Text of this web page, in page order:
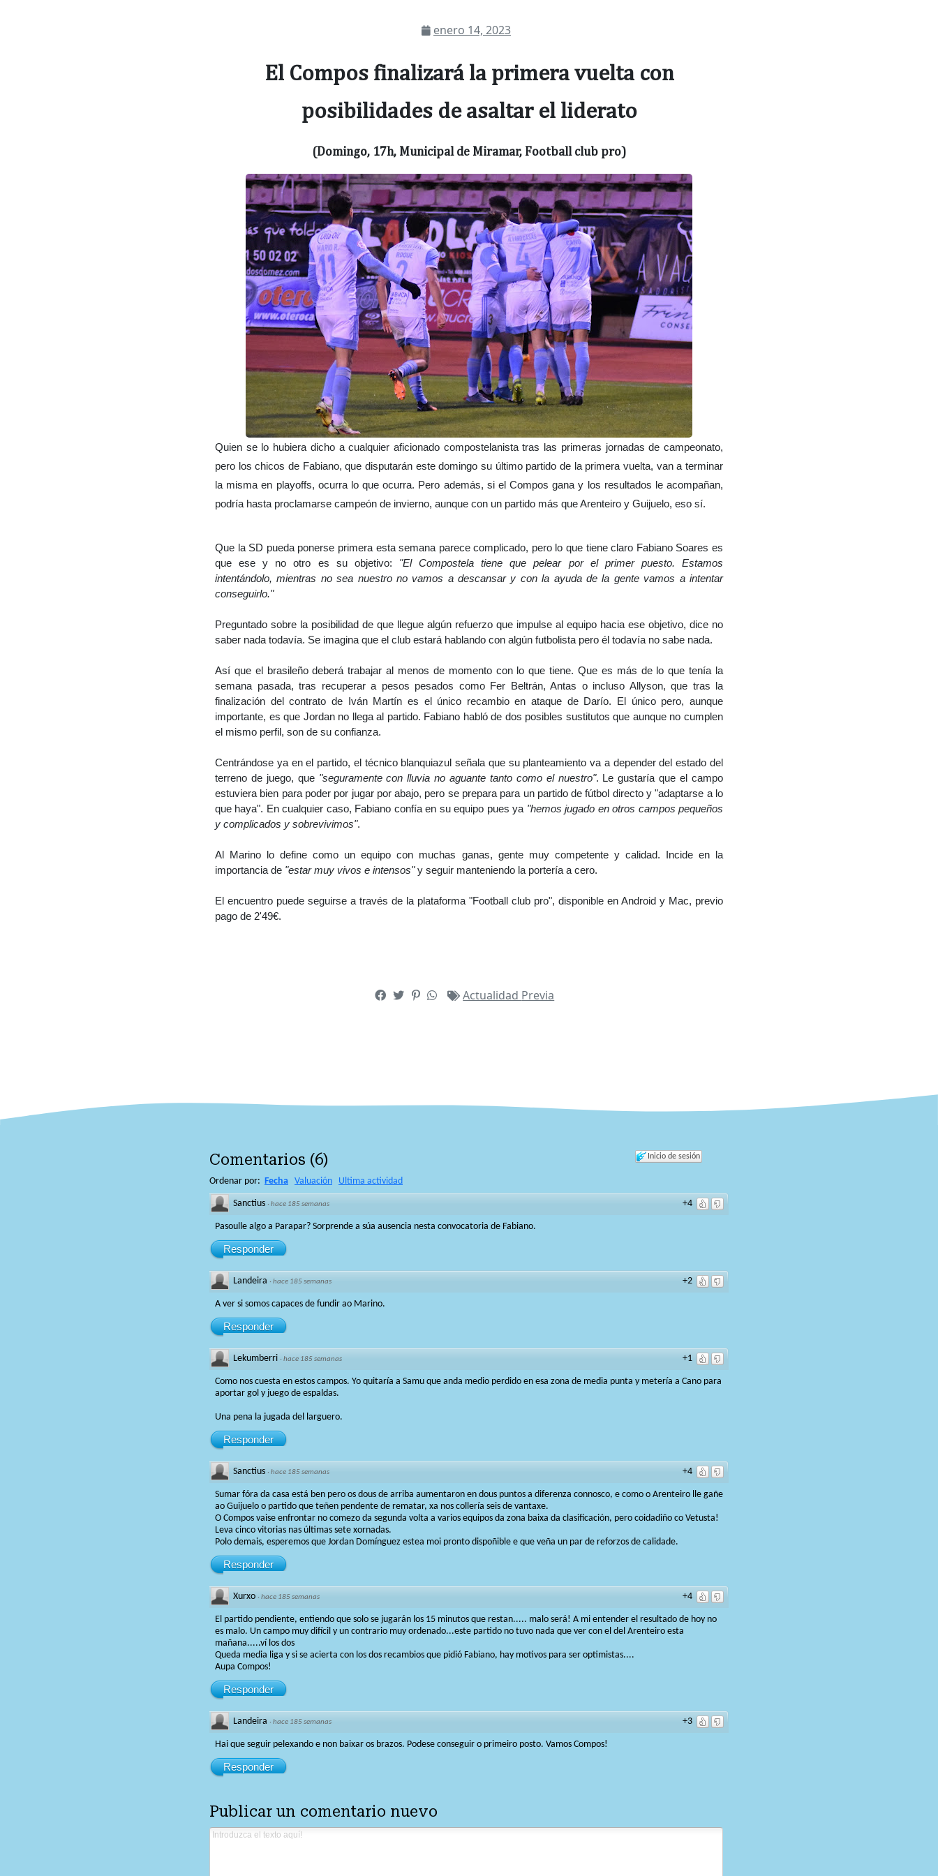
enero 14, 2023
El Compos finalizará la primera vuelta con
posibilidades de asaltar el liderato
(Domingo, 17h, Municipal de Miramar, Football club pro)
Quien se lo hubiera dicho a cualquier aficionado compostelanista tras las primeras jornadas de campeonato,
pero los chicos de Fabiano, que disputarán este domingo su último partido de la primera vuelta, van a terminar
la misma en playoffs, ocurra lo que ocurra. Pero además, si el Compos gana y los resultados le acompañan,
podría hasta proclamarse campeón de invierno, aunque con un partido más que Arenteiro y Guijuelo, eso sí.
Que la SD pueda ponerse primera esta semana parece complicado, pero lo que tiene claro Fabiano Soares es
que ese y no otro es su objetivo: "El Compostela tiene que pelear por el primer puesto. Estamos
intentándolo, mientras no sea nuestro no vamos a descansar y con la ayuda de la gente vamos a intentar
conseguirlo."
Preguntado sobre la posibilidad de que llegue algún refuerzo que impulse al equipo hacia ese objetivo, dice no
saber nada todavía. Se imagina que el club estará hablando con algún futbolista pero él todavía no sabe nada.
Así que el brasileño deberá trabajar al menos de momento con lo que tiene. Que es más de lo que tenía la
semana pasada, tras recuperar a pesos pesados como Fer Beltrán, Antas o incluso Allyson, que tras la
finalización del contrato de Iván Martín es el único recambio en ataque de Darío. El único pero, aunque
importante, es que Jordan no llega al partido. Fabiano habló de dos posibles sustitutos que aunque no cumplen
el mismo perfil, son de su confianza.
Centrándose ya en el partido, el técnico blanquiazul señala que su planteamiento va a depender del estado del
terreno de juego, que "seguramente con lluvia no aguante tanto como el nuestro". Le gustaría que el campo
estuviera bien para poder por jugar por abajo, pero se prepara para un partido de fútbol directo y "adaptarse a lo
que haya". En cualquier caso, Fabiano confía en su equipo pues ya "hemos jugado en otros campos pequeños
y complicados y sobrevivimos".
Al Marino lo define como un equipo con muchas ganas, gente muy competente y calidad. Incide en la
importancia de "estar muy vivos e intensos"y seguir manteniendo la portería a cero.
El encuentro puede seguirse a través de la plataforma "Football club pro", disponible en Android y Mac, previo
pago de 2'49€.
Actualidad Previa
Inicio de sesión
Comentarios (6)
Ordenar por: Fecha Valuación Ultima actividad
+4
Sanctius ·hace 185 semanas
Pasoulle algo a Parapar? Sorprende a súa ausencia nesta convocatoria de Fabiano.
Responder
+2
Landeira ·hace 185 semanas
A ver si somos capaces de fundir ao Marino.
Responder
+1
Lekumberri ·hace 185 semanas
Como nos cuesta en estos campos. Yo quitaría a Samu que anda medio perdido en esa zona de media punta y metería a Cano para
aportar gol y juego de espaldas.
Una pena la jugada del larguero.
Responder
+4
Sanctius ·hace 185 semanas
Sumar fóra da casa está ben pero os dous de arriba aumentaron en dous puntos a diferenza connosco, e como o Arenteiro lle gañe
ao Guijuelo o partido que teñen pendente de rematar, xa nos collería seis de vantaxe.
O Compos vaise enfrontar no comezo da segunda volta a varios equipos da zona baixa da clasificación, pero coidadiño co Vetusta!
Leva cinco vitorias nas últimas sete xornadas.
Polo demais, esperemos que Jordan Domínguez estea moi pronto dispoñible e que veña un par de reforzos de calidade.
Responder
+4
Xurxo ·hace 185 semanas
El partido pendiente, entiendo que solo se jugarán los 15 minutos que restan..... malo será! A mi entender el resultado de hoy no
es malo. Un campo muy difícil y un contrario muy ordenado...este partido no tuvo nada que ver con el del Arenteiro esta
mañana.....ví los dos
Queda media liga y si se acierta con los dos recambios que pidió Fabiano, hay motivos para ser optimistas....
Aupa Compos!
Responder
+3
Landeira ·hace 185 semanas
Hai que seguir pelexando e non baixar os brazos. Podese conseguir o primeiro posto. Vamos Compos!
Responder
Publicar un comentario nuevo